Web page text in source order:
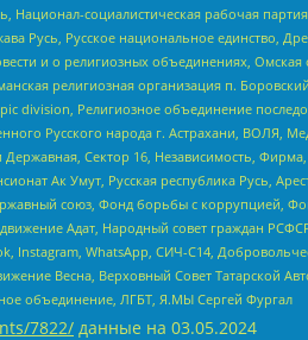
Национал-социалистическая рабочая
Русь, Русское национальное единство,
и о религиозных объединениях,
религиозная организация п.
division, Религиозное объединение
Русского народа г. Астрахани, ВОЛЯ,
Сектор 16, Независимость,
Ак Умут, Русская республика Русь,
союз, Фонд борьбы с коррупцией,
Адат, Народный совет граждан
Instagram, WhatsApp, СИЧ-С14,
Весна, Верховный Совет Татарской
объединение, ЛГБТ, Я.МЫ Сергей Фургал
7822/ данные на 03.05.2024